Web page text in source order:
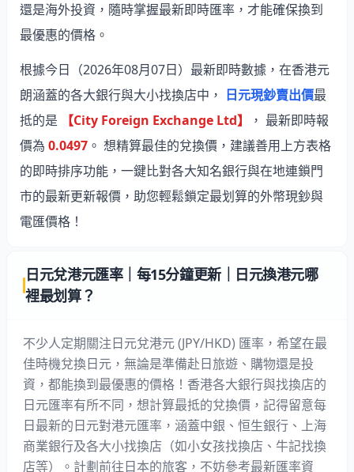
還是海外投資，隨時掌握最新即時匯率，才能確保換到
最優惠的價格。
根據今日（2026年08月07日）最新即時數據，在香港元
朗涵蓋的各大銀行與大小找換店中， 日元現鈔賣出價最
抵的是
【City Foreign Exchange Ltd】
， 最新即時報
價為 0.0497 。 想精算最佳的兌換價，建議善用上方表格
的即時排序功能，一鍵比對各大知名銀行與在地連鎖門
市的最新更新報價，助您輕鬆鎖定最划算的外幣現鈔與
電匯價格！
日元兌港元匯率｜每15分鐘更新｜日元換港元哪
裡最划算？
不少人定期關注日元兌港元 (JPY/HKD) 匯率，希望在最
佳時機兌換日元，無論是準備赴日旅遊、購物還是投
資，都能換到最優惠的價格！香港各大銀行與找換店的
日元匯率有所不同，想計算最抵的兌換價，記得留意每
日最新的日元對港元匯率，涵蓋中銀、恒生銀行、上海
商業銀行及各大小找換店（如小女孩找換店 、 牛記找換
店等）。計劃前往日本的旅客，不妨參考最新匯率資